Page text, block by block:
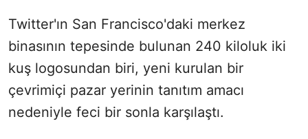
Twitter'ın San Francisco'daki merkez
binasının tepesinde bulunan 240 kiloluk iki
kuş logosundan biri, yeni kurulan bir
çevrimiçi pazar yerinin tanıtım amacı
nedeniyle feci bir sonla karşılaştı.